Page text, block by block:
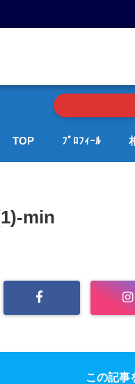
TOP ﾌﾟﾛﾌｨｰﾙ
min
この記事